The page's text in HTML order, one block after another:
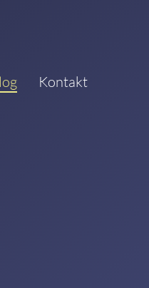
Kontakt